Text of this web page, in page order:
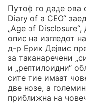
Путоф го даде ова
Diary of a CEO“
„Age of
опис на изгледот
д-р Ерик Дејвис
за таканаречени
и „рептилоидни“
сите тие имаат
две нозе, а
приближна на